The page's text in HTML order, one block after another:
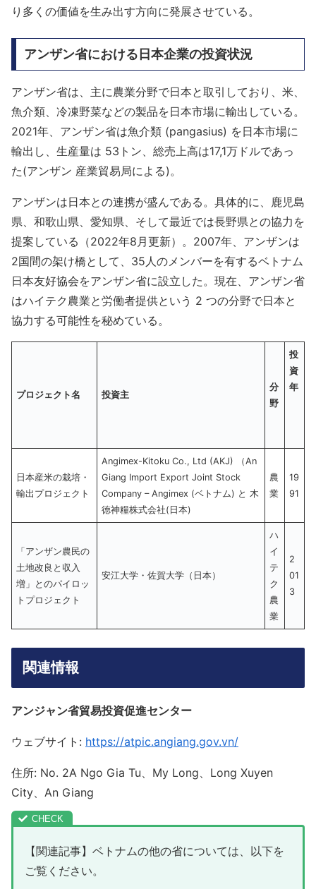
り多くの価値を生み出す方向に発展させている。
アンザン省における日本企業の投資状況
アンザン省は、主に農業分野で日本と取引しており、米、
魚介類、冷凍野菜などの製品を日本市場に輸出している。
2021年、アンザン省は魚介類 (pangasius) を日本市場に
輸出し、生産量は 53トン、総売上高は17,1万ドルであっ
た(アンザン 産業貿易局による)。
アンザンは日本との連携が盛んである。具体的に、鹿児島
県、和歌山県、愛知県、そして最近では長野県との協力を
提案している（2022年8月更新）。2007年、アンザンは
2国間の架け橋として、35人のメンバーを有するベトナム
日本友好協会をアンザン省に設立した。現在、アンザン省
はハイテク農業と労働者提供という 2 つの分野で日本と
協力する可能性を秘めている。
プロジェクト名 投資主
分
野
投
資
年
日本産米の栽培・
輸出プロジェクト
Angimex-Kitoku Co., Ltd (AKJ) （An
Giang Import Export Joint Stock
Company – Angimex (ベトナム) と 木
徳神糧株式会社(日本)
農
業
19
91
「アンザン農民の
土地改良と収入
増」とのパイロッ
トプロジェクト
安江大学・佐賀大学（日本）
ハ
イ
テ
ク
農
業
2
01
3
関連情報
アンジャン省貿易投資促進センター
ウェブサイト: https://atpic.angiang.gov.vn/
住所: No. 2A Ngo Gia Tu、My Long、Long Xuyen
City、An Giang
【関連記事】ベトナムの他の省については、以下を
ご覧ください。